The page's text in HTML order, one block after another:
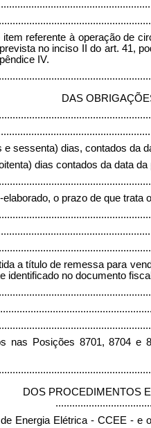
referente à operação de
no inciso II do art. 41,
IV.
DAS
e sessenta) dias, contados
dias contados da data
o prazo de que trata
a título de remessa para
identificado no documento
nas Posições 8701, 8704
DOS PROCEDIMENTOS
Energia Elétrica - CCEE -